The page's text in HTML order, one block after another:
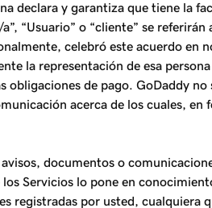
declara y garantiza que tiene la
“Usuario” o “cliente” se
celebró este acuerdo
la representación de esa
de pago. GoDaddy
acerca de los cuales,
documentos o
Servicios lo pone en
por usted, cualquiera